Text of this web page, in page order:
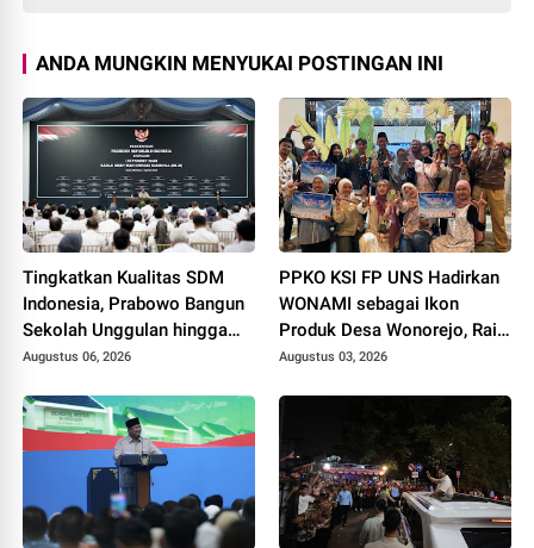
ANDA MUNGKIN MENYUKAI POSTINGAN INI
Tingkatkan Kualitas SDM
Indonesia, Prabowo Bangun
Sekolah Unggulan hingga
Undang Universitas Terbaik
Augustus 06, 2026
PPKO KSI FP UNS Hadirkan
WONAMI sebagai Ikon
Produk Desa Wonorejo, Raih
Tiga Penghargaan di
2026
Augustus 03, 2026